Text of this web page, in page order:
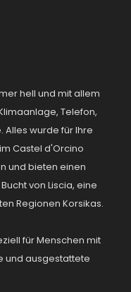
hell und mit allem
Telefon,
Alles wurde für Ihre
Castel d'Orcino
und bieten einen
von Liscia, eine
Regionen Korsikas.
für Menschen mit
und ausgestattete